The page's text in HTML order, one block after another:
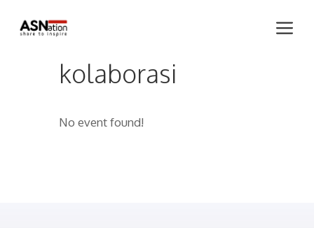
kolaborasi
No event found!